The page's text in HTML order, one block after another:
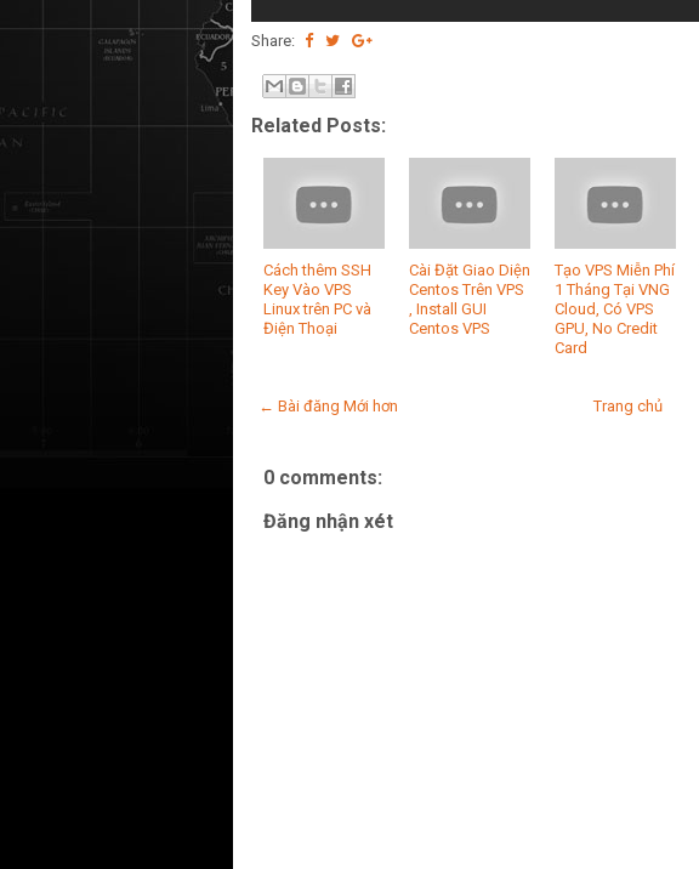
Share:
Related Posts:
Cách thêm SSH
Key Vào VPS
Linux trên PC và
Điện Thoại
Cài Đặt Giao Diện
Centos Trên VPS
, Install GUI
Centos VPS
Tạo VPS Miễn Phí
1 Tháng Tại VNG
Cloud, Có VPS
GPU, No Credit
Card
← Bài đăng Mới hơn Trang chủ
0 comments:
Đăng nhận xét